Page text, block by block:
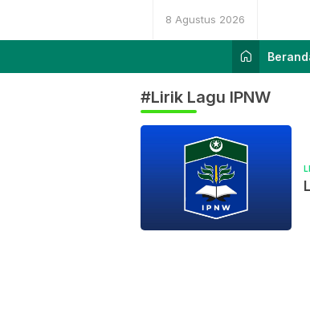
8 Agustus 2026
#Lirik Lagu IPNW